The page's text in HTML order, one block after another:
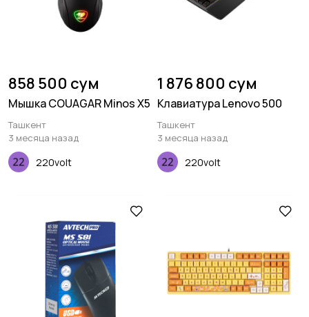
858 500 сум
Мышка COUAGAR Minos X5
Ташкент
3 месяца назад
220volt
1 876 800 сум
Клавиатура Lenovo 500
Ташкент
3 месяца назад
220volt